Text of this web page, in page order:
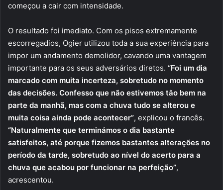
começou a cair com intensidade.
O resultado foi imediato. Com os pisos extremamente
escorregadios, Ogier utilizou toda a sua experiência para
impor um andamento demolidor, cavando uma vantagem
importante para os seus adversários diretos. “Foi um dia
marcado com muita incerteza, sobretudo no momento
das decisões. Confesso que não estivemos tão bem na
parte da manhã, mas com a chuva tudo se alterou e
muita coisa ainda pode acontecer”, explicou o francês.
“Naturalmente que terminámos o dia bastante
satisfeitos, até porque fizemos bastantes alterações no
período da tarde, sobretudo ao nível do acerto para a
chuva que acabou por funcionar na perfeição”,
acrescentou.